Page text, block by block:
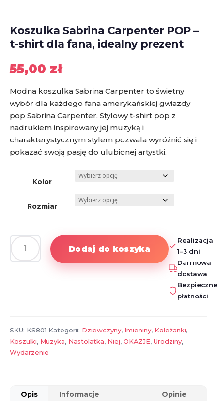
Koszulka Sabrina Carpenter POP –
t-shirt dla fana, idealny prezent
55,00 zł
Modna koszulka Sabrina Carpenter to świetny
wybór dla każdego fana amerykańskiej gwiazdy
pop Sabrina Carpenter. Stylowy t-shirt pop z
nadrukiem inspirowany jej muzyką i
charakterystycznym stylem pozwala wyróżnić się i
pokazać swoją pasję do ulubionej artystki.
Kolor
Rozmiar
ilość
Koszulka
shirt
dla
fana,
Dodaj do koszyka
Realizacja
1–3 dni
Darmowa
dostawa
Bezpieczne
płatności
SKU: KS801 Kategorii: Dziewczyny, Imieniny, Koleżanki,
Koszulki, Muzyka, Nastolatka, Niej, OKAZJE, Urodziny,
Wydarzenie
Opis
Informacje
Opinie